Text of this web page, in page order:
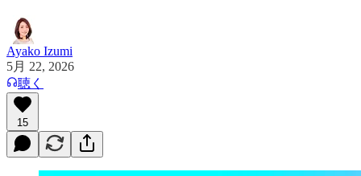
Ayako Izumi
5月 22, 2026
聴く
15